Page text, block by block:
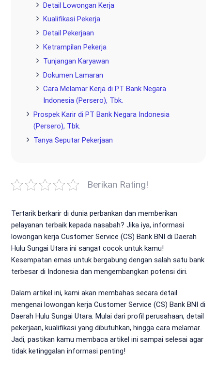
Detail Lowongan Kerja
Kualifikasi Pekerja
Detail Pekerjaan
Ketrampilan Pekerja
Tunjangan Karyawan
Dokumen Lamaran
Cara Melamar Kerja di PT Bank Negara
Indonesia (Persero), Tbk.
Prospek Karir di PT Bank Negara Indonesia
(Persero), Tbk.
Tanya Seputar Pekerjaan
Berikan Rating!
Tertarik berkarir di dunia perbankan dan memberikan
pelayanan terbaik kepada nasabah? Jika iya, informasi
lowongan kerja Customer Service (CS) Bank BNI di Daerah
Hulu Sungai Utara ini sangat cocok untuk kamu!
Kesempatan emas untuk bergabung dengan salah satu bank
terbesar di Indonesia dan mengembangkan potensi diri.
Dalam artikel ini, kami akan membahas secara detail
mengenai lowongan kerja Customer Service (CS) Bank BNI di
Daerah Hulu Sungai Utara. Mulai dari profil perusahaan, detail
pekerjaan, kualifikasi yang dibutuhkan, hingga cara melamar.
Jadi, pastikan kamu membaca artikel ini sampai selesai agar
tidak ketinggalan informasi penting!